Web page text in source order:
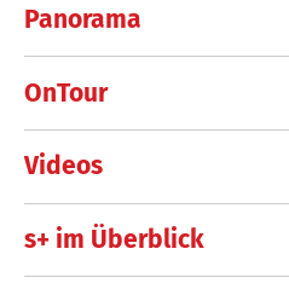
Panorama
OnTour
Videos
s+ im Überblick